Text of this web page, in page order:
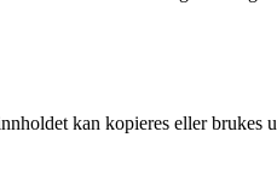
kan kopieres eller brukes